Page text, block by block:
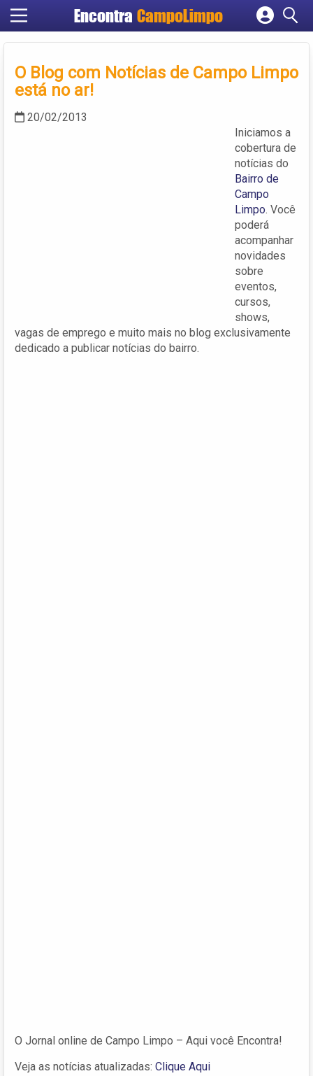
Encontra CampoLimpo
Cadastrar empresa
Criar conta
O Blog com Notícias de Campo Limpo
está no ar!
20/02/2013
Iniciamos a
cobertura de
notícias do
Bairro de
Campo
Limpo. Você
poderá
acompanhar
novidades
sobre
eventos,
cursos,
shows,
vagas de emprego e muito mais no blog exclusivamente
dedicado a publicar notícias do bairro.
O Jornal online de Campo Limpo – Aqui você Encontra!
Veja as notícias atualizadas: Clique Aqui